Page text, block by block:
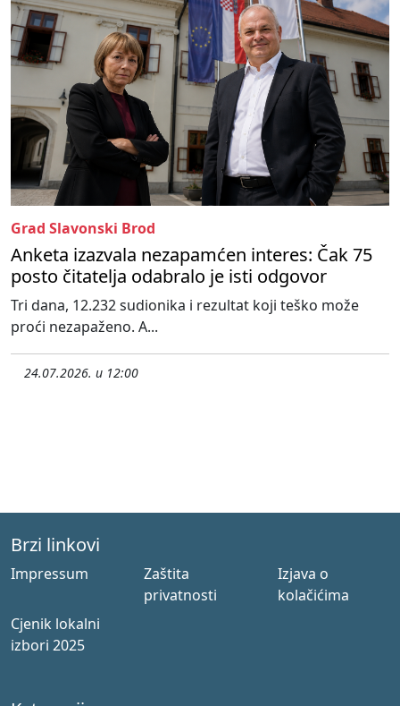
Grad Slavonski Brod
Anketa izazvala nezapamćen interes: Čak 75
posto čitatelja odabralo je isti odgovor
Tri dana, 12.232 sudionika i rezultat koji teško može
proći nezapaženo. A...
24.07.2026. u 12:00
Brzi linkovi
Impressum
Zaštita
privatnosti
Izjava o
kolačićima
Cjenik lokalni
izbori 2025